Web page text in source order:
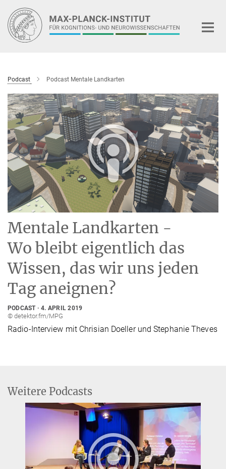
Hauptinhalt
Podcast Podcast Mentale Landkarten
Mentale Landkarten -
Wo bleibt eigentlich das
Wissen, das wir uns jeden
Tag aneignen?
PODCAST 4. APRIL 2019
© detektor.fm/MPG
Radio-Interview mit Chrisian Doeller und Stephanie Theves
Weitere Podcasts